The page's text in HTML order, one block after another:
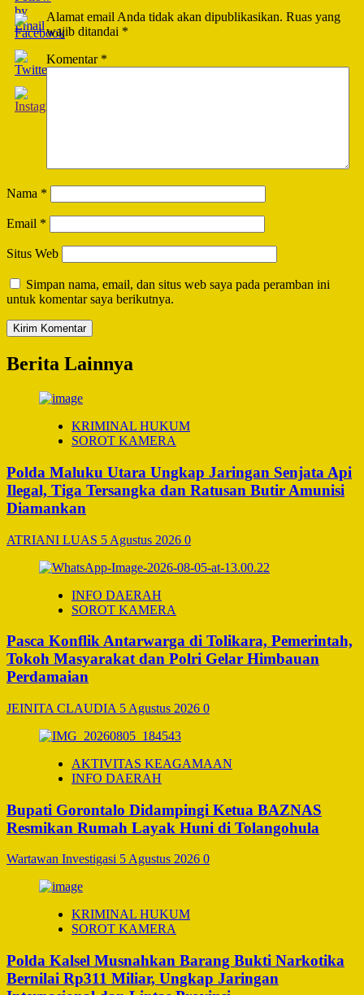
Alamat email Anda tidak akan dipublikasikan. Ruas yang
wajib ditandai *
Komentar *
Nama *
Email *
Situs Web
Simpan nama, email, dan situs web saya pada peramban ini
untuk komentar saya berikutnya.
Berita Lainnya
KRIMINAL HUKUM
SOROT KAMERA
Polda Maluku Utara Ungkap Jaringan Senjata Api
Ilegal, Tiga Tersangka dan Ratusan Butir Amunisi
Diamankan
ATRIANI LUAS 5 Agustus 2026 0
INFO DAERAH
SOROT KAMERA
Pasca Konflik Antarwarga di Tolikara, Pemerintah,
Tokoh Masyarakat dan Polri Gelar Himbauan
Perdamaian
JEINITA CLAUDIA 5 Agustus 2026 0
AKTIVITAS KEAGAMAAN
INFO DAERAH
Bupati Gorontalo Didampingi Ketua BAZNAS
Resmikan Rumah Layak Huni di Tolangohula
Wartawan Investigasi 5 Agustus 2026 0
KRIMINAL HUKUM
SOROT KAMERA
Polda Kalsel Musnahkan Barang Bukti Narkotika
Bernilai Rp311 Miliar, Ungkap Jaringan